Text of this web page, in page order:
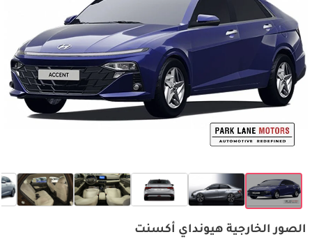
الصور الخارجية هيونداي أكسنت